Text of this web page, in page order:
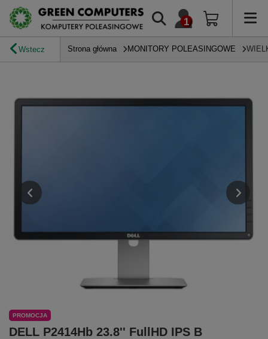
Wstecz Strona główna MONITORY POLEASINGOWE
PROMOCJA
DELL P2414Hb 23.8'' FullHD IPS B